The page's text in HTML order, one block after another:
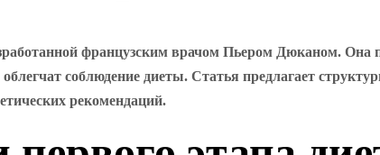
французским врачом Пьером Дюканом. Она
соблюдение диеты. Статья предлагает
рекомендаций.